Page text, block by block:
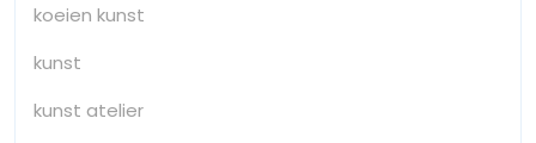
koeien kunst
kunst
kunst atelier